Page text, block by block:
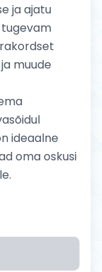
ja ajatu
tugevam
muude
ideaalne
oma oskusi